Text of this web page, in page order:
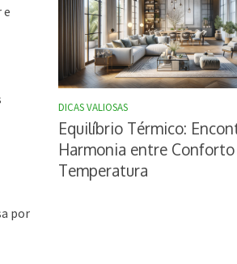
e
por
DICAS VALIOSAS
Equilíbrio Térmico:
Harmonia entre Conforto
Temperatura